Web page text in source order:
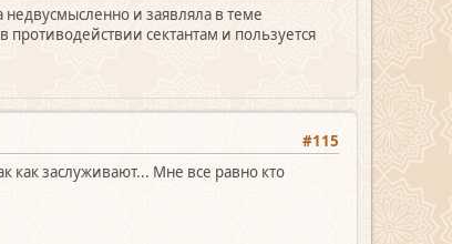
недвусмысленно и заявляла в теме
сектантам и пользуется
#115
как заслуживают... Мне все равно кто